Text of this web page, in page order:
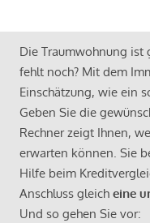
Die Traumwohnung ist
fehlt noch? Mit dem
Einschätzung, wie ein
Geben Sie die
Rechner zeigt Ihnen,
erwarten können. Sie
Hilfe beim
Anschluss gleich eine
Und so gehen Sie vor: